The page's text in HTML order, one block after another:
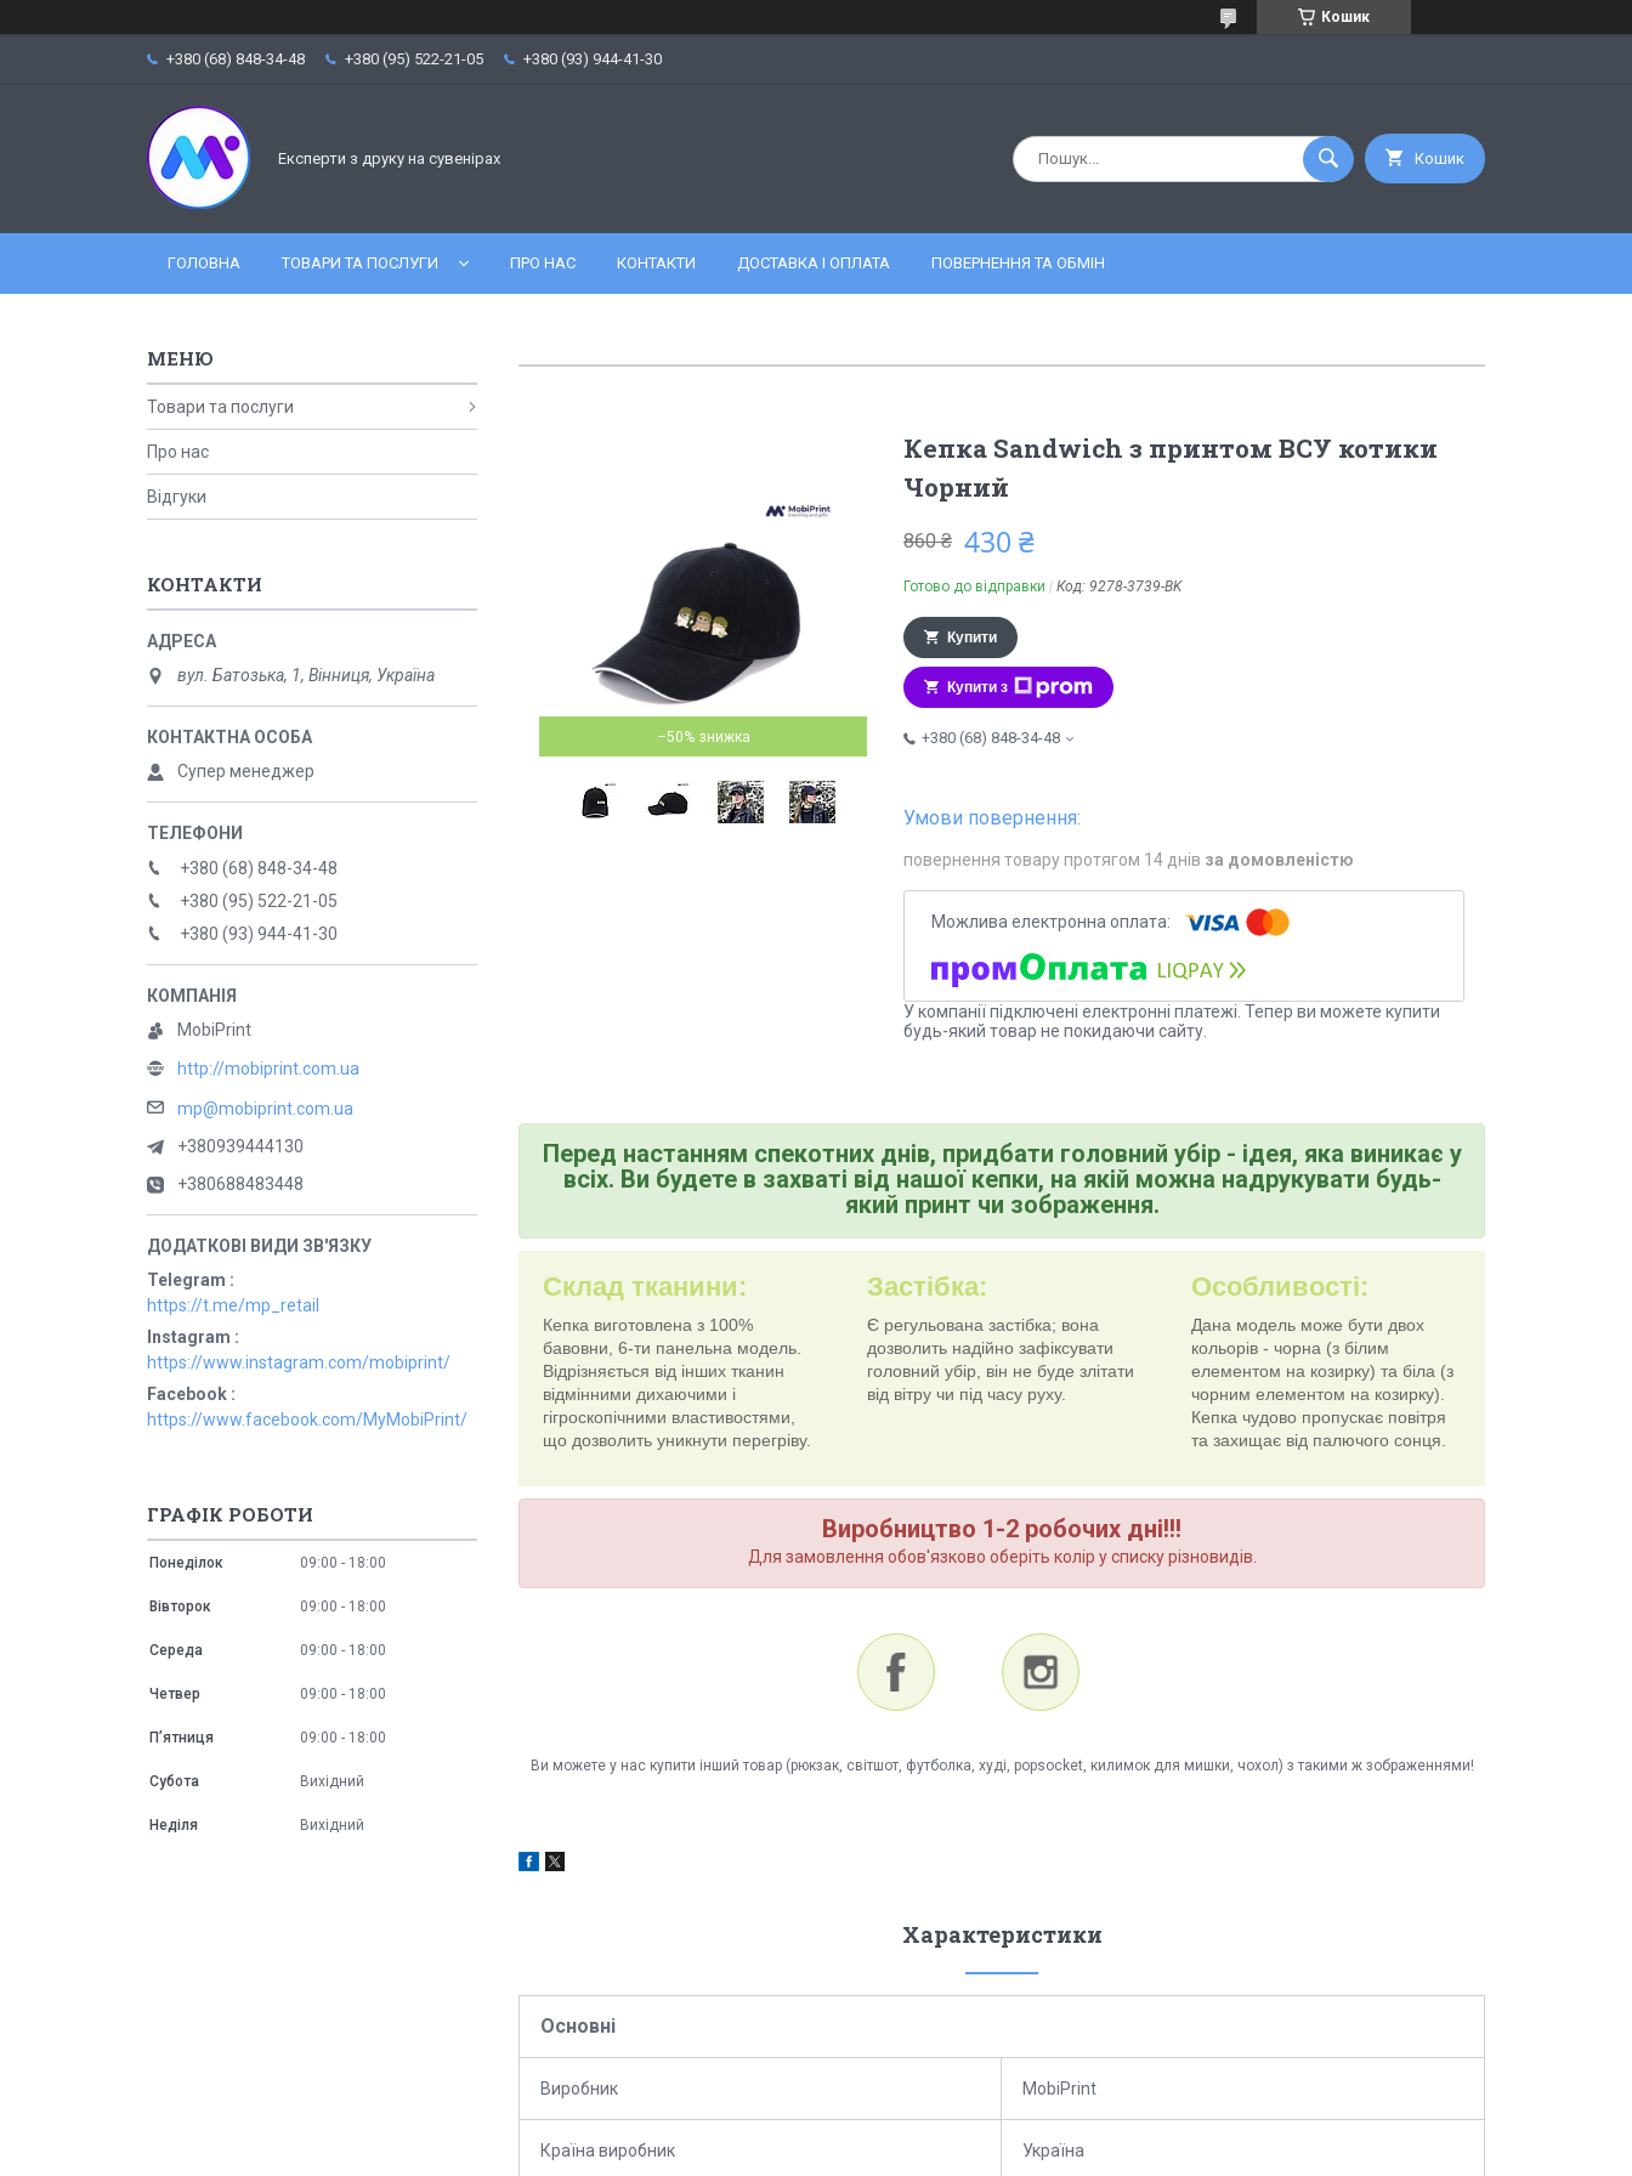
Кошик
+380 (68) 848-34-48 +380 (95) 522-21-05 +380 (93) 944-41-30
Експерти з друку на сувенірах Кошик
ГОЛОВНА ТОВАРИ ТА ПОСЛУГИ ПРО НАС КОНТАКТИ ДОСТАВКА І ОПЛАТА ПОВЕРНЕННЯ ТА ОБМІН
–50%
Кепка Sandwich з принтом ВСУ котики
Чорний
860 ₴ 430 ₴
Готово до відправки Код: 9278-3739-BK
Купити
Купити з
+380 (68) 848-34-48
повернення товару протягом 14 днів за домовленістю
У компанії підключені електронні платежі. Тепер ви можете купити
будь-який товар не покидаючи сайту.
Перед настанням спекотних днів, придбати головний убір - ідея, яка виникає у
всіх. Ви будете в захваті від нашої кепки, на якій можна надрукувати будь-
який принт чи зображення.
Склад тканини:
Кепка виготовлена з 100%
бавовни, 6-ти панельна модель.
Відрізняється від інших тканин
відмінними дихаючими і
гігроскопічними властивостями,
що дозволить уникнути перегріву.
Застібка:
Є регульована застібка; вона
дозволить надійно зафіксувати
головний убір, він не буде злітати
від вітру чи під часу руху.
Особливості:
Дана модель може бути двох
кольорів - чорна (з білим
елементом на козирку) та біла (з
чорним елементом на козирку).
Кепка чудово пропускає повітря
та захищає від палючого сонця.
Виробництво 1-2 робочих дні!!!
Для замовлення обов'язково оберіть колір у списку різновидів.
Ви можете у нас купити інший товар (рюкзак, світшот, футболка, худі, popsocket, килимок для мишки, чохол) з такими ж зображеннями!
Характеристики
Основні
Виробник MobiPrint
Країна виробник Україна
Товари та послуги
Про нас
Відгуки
КОНТАКТИ
вул. Батозька, 1, Вінниця, Україна
Супер менеджер
+380 (68) 848-34-48
+380 (95) 522-21-05
+380 (93) 944-41-30
MobiPrint
http://mobiprint.com.ua
mp@mobiprint.com.ua
+380939444130
+380688483448
Telegram
https://t.me/mp_retail
Instagram
https://www.instagram.com/mobiprint/
Facebook
https://www.facebook.com/MyMobiPrint/
ГРАФІК РОБОТИ
Понеділок 09:00 18:00
Вівторок 09:00 18:00
Середа 09:00 18:00
Четвер 09:00 18:00
Пʼятниця 09:00 18:00
Субота Вихідний
Неділя Вихідний